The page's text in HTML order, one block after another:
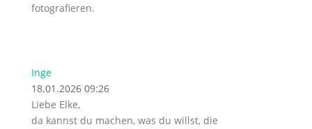
fotografieren.
Inge
18.01.2026 09:26
Liebe Elke,
da kannst du machen, was du willst, die